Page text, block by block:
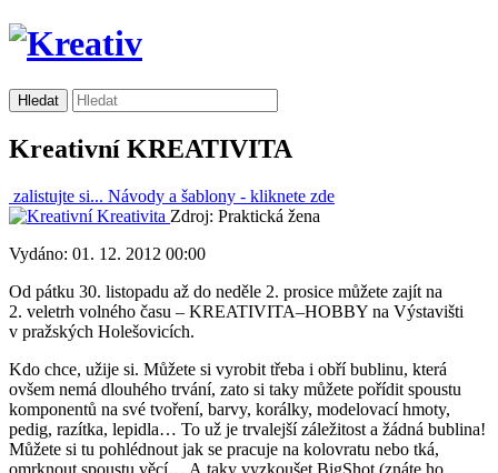
Kreativní KREATIVITA
zalistujte si... Návody a šablony - kliknete zde
Zdroj: Praktická žena
Vydáno: 01. 12. 2012 00:00
Od pátku 30. listopadu až do neděle 2. prosice můžete zajít na
2. veletrh volného času – KREATIVITA–HOBBY na Výstavišti
v pražských Holešovicích.
Kdo chce, užije si. Můžete si vyrobit třeba i obří bublinu, která
ovšem nemá dlouhého trvání, zato si taky můžete pořídit spoustu
komponentů na své tvoření, barvy, korálky, modelovací hmoty,
pedig, razítka, lepidla… To už je trvalejší záležitost a žádná bublina!
Můžete si tu pohlédnout jak se pracuje na kolovratu nebo tká,
omrknout spoustu věcí… A taky vyzkoušet BigShot (znáte ho